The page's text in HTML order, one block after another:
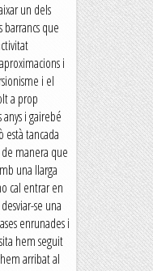
un dels
barrancs que
i
i el
a prop
i gairebé
tancada
manera que
una llarga
cal entrar en
se una
enrunades i
hem seguit
arribat al